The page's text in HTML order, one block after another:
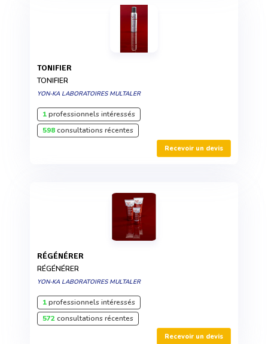
TONIFIER
TONIFIER
YON-KA LABORATOIRES MULTALER
1professionnels intéressés
598consultations récentes
Recevoir un devis
RÉGÉNÉRER
RÉGÉNÉRER
YON-KA LABORATOIRES MULTALER
1professionnels intéressés
572consultations récentes
Recevoir un devis